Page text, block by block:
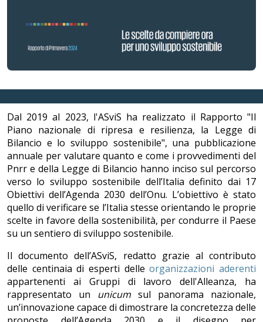
Dal 2019 al 2023, l'ASviS ha realizzato il Rapporto "Il
Piano nazionale di ripresa e resilienza, la Legge di
Bilancio e lo sviluppo sostenibile", una pubblicazione
annuale per valutare quanto e come i provvedimenti del
Pnrr e della Legge di Bilancio hanno inciso sul percorso
verso lo sviluppo sostenibile dell’Italia definito dai 17
Obiettivi dell’Agenda 2030 dell’Onu. L’obiettivo è stato
quello di verificare se l’Italia stesse orientando le proprie
scelte in favore della sostenibilità, per condurre il Paese
su un sentiero di sviluppo sostenibile.
Il documento dell’ASviS, redatto grazie al contributo
delle centinaia di esperti delleorganizzazioni aderenti
appartenenti ai Gruppi di lavoro dell'Alleanza, ha
rappresentato un unicum sul panorama nazionale,
un’innovazione capace di dimostrare la concretezza delle